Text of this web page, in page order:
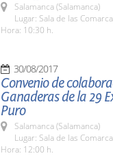
Salamanca (Salamanca)
Lugar: Sala de las
Hora: 10:30 h.
30/08/2017
Convenio de
Ganaderas de la 29
Puro
Salamanca (Salamanca)
Lugar: Sala de las
Hora: 12:00 h.